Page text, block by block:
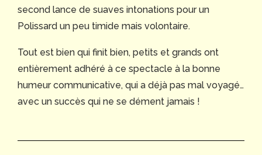
second lance de suaves intonations pour un
Polissard un peu timide mais volontaire.
Tout est bien qui finit bien, petits et grands ont
entièrement adhéré à ce spectacle à la bonne
humeur communicative, qui a déjà pas mal voyagé…
avec un succès qui ne se dément jamais !